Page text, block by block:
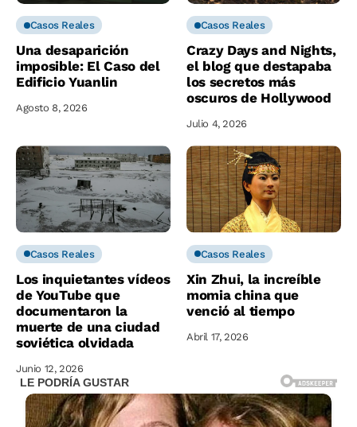
Casos Reales
Una desaparición
imposible: El Caso del
Edificio Yuanlin
Agosto 8, 2026
Casos Reales
Crazy Days and Nights,
el blog que destapaba
los secretos más
oscuros de Hollywood
Julio 4, 2026
Casos Reales
Los inquietantes vídeos
de YouTube que
documentaron la
muerte de una ciudad
soviética olvidada
Junio 12, 2026
Casos Reales
Xin Zhui, la increíble
momia china que
venció al tiempo
Abril 17, 2026